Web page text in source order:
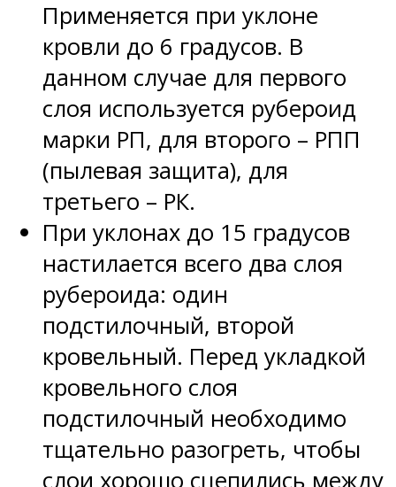
Применяется при уклоне
кровли до 6 градусов. В
данном случае для первого
слоя используется рубероид
марки РП, для второго – РПП
(пылевая защита), для
третьего – РК.
При уклонах до 15 градусов
настилается всего два слоя
рубероида: один
подстилочный, второй
кровельный. Перед укладкой
кровельного слоя
подстилочный необходимо
тщательно разогреть, чтобы
слои хорошо сцепились между